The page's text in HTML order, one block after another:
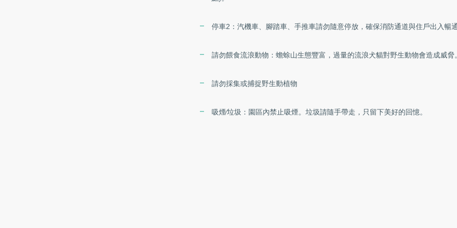
停車2：汽機車、腳踏車、手推車請勿隨意停放，確保消防通道與住戶出入暢
請勿餵食流浪動物：蟾蜍山生態豐富，過量的流浪犬貓對野生動物會造成威脅
請勿採集或捕捉野生動植物
吸煙∕垃圾：園區內禁止吸煙。垃圾請隨手帶走，只留下美好的回憶。